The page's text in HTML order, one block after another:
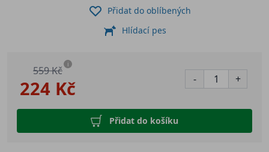
224 Kč
559 Kč i
- +
Přidat do košíku
Přidat do oblíbených
Hlídací pes